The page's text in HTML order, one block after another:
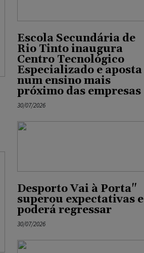
Escola Secundária de
Rio Tinto inaugura
Centro Tecnológico
Especializado e aposta
num ensino mais
próximo das empresas
30/07/2026
Desporto Vai à Porta"
superou expectativas e
poderá regressar
30/07/2026